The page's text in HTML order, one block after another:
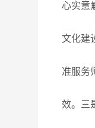
心实意
文化建
准服务
效。三